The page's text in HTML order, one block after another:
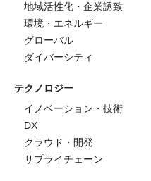
地域活性化・企業誘致
環境・エネルギー
グローバル
ダイバーシティ
テクノロジー
イノベーション・技術
DX
クラウド・開発
サプライチェーン